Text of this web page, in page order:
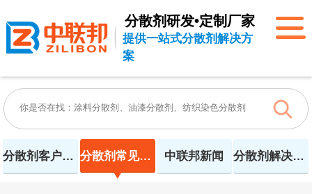
分散剂研发•定制厂家
提供一站式分散剂解决方
案
分散剂客户案例 分散剂常见问题 中联邦新闻 分散剂解决方案